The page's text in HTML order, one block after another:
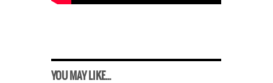
YOU MAY LIKE...